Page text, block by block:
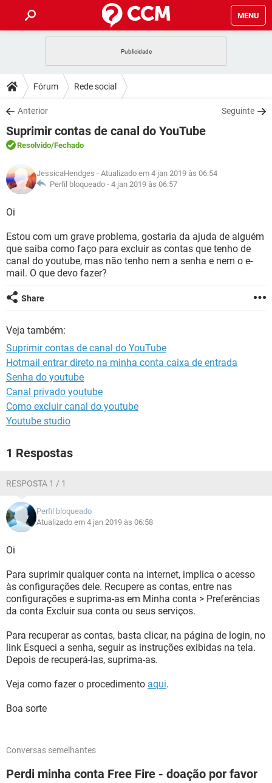
MENU
CELULAR
OUTLOOK
INSTAGRAM GMAIL
GUIA DE COMPRAS
DICAS
JOGOS
OUTLOOK
GUIA DE COMPRAS
DOWNLOADS
JOGOS WHATSAPP
CELULAR
OUTLOOK EXCEL
INSTAGRAM
GUIA DE COMPRAS
FÓRUM
CELULAR FACEBOOK
GUIA DE COMPRAS
GLOSSÁRIO
JOGOS
CELULAR
OUTLOOK EXCEL
INSTAGRAM
GUIA DE COMPRAS
Fórum Rede social
Anterior Seguinte
Suprimir contas de canal do YouTube
Resolvido/Fechado
JessicaHendges - Atualizado em 4 jan 2019 às 06:54
Perfil bloqueado - 4 jan 2019 às 06:57
Oi
Estou com um grave problema, gostaria da ajuda de alguém
que saiba como faço para excluir as contas que tenho de
canal do youtube, mas não tenho nem a senha e nem o e-
mail. O que devo fazer?
Share
Veja também:
Suprimir contas de canal do YouTube
Hotmail entrar direto na minha conta caixa de entrada
Senha do youtube
Canal privado youtube
Como excluir canal do youtube
Youtube studio
1 Respostas
RESPOSTA 1 / 1
Perfil bloqueado
Atualizado em 4 jan 2019 às 06:58
Oi
Para suprimir qualquer conta na internet, implica o acesso
às configurações dele. Recupere as contas, entre nas
configurações e suprima-as em Minha conta > Preferências
da conta Excluir sua conta ou seus serviços.
Para recuperar as contas, basta clicar, na página de login, no
link Esqueci a senha, seguir as instruções exibidas na tela.
Depois de recuperá-las, suprima-as.
Veja como fazer o procedimento aqui.
Boa sorte
Conversas semelhantes
Perdi minha conta Free Fire - doação por favor